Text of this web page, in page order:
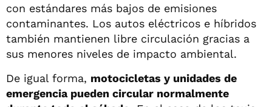
con estándares más bajos de emisiones
contaminantes. Los autos eléctricos e híbridos
también mantienen libre circulación gracias a
sus menores niveles de impacto ambiental.
De igual forma, motocicletas y unidades de
emergencia pueden circular normalmente